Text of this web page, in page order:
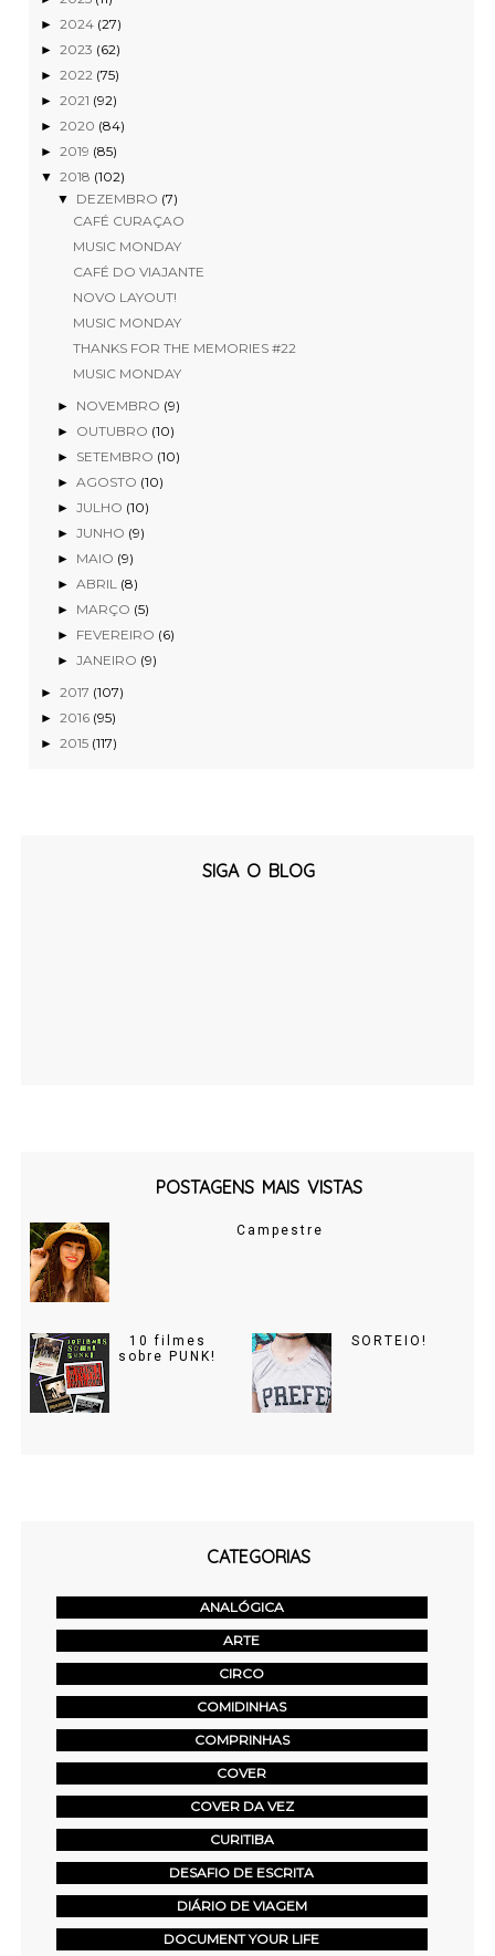
►2024 (27)
►2023 (62)
►2022 (75)
►2021 (92)
►2020 (84)
►2019 (85)
▼2018 (102)
▼ DEZEMBRO (7)
CAFÉ CURAÇAO
MUSIC MONDAY
CAFÉ DO VIAJANTE
NOVO LAYOUT!
MUSIC MONDAY
THANKS FOR THE MEMORIES #22
MUSIC MONDAY
► NOVEMBRO (9)
► OUTUBRO (10)
► SETEMBRO (10)
► AGOSTO (10)
► JULHO (10)
► JUNHO (9)
► MAIO (9)
► ABRIL (8)
► MARÇO (5)
► FEVEREIRO (6)
► JANEIRO (9)
►2017 (107)
►2016 (95)
►2015 (117)
SIGA O BLOG
POSTAGENS MAIS VISTAS
Campestre
10 filmes
sobre PUNK!
SORTEIO!
CATEGORIAS
ANALÓGICA
ARTE
CIRCO
COMIDINHAS
COMPRINHAS
COVER
COVER DA VEZ
CURITIBA
DESAFIO DE ESCRITA
DIÁRIO DE VIAGEM
DOCUMENT YOUR LIFE